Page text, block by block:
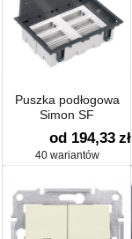
Puszka podłogowa
Simon SF
od 194,33 zł
40 wariantów